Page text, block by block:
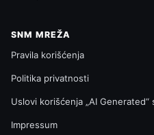
SNM MREŽA
Pravila korišćenja
Politika privatnosti
Uslovi korišćenja „AI Generated“
Impressum